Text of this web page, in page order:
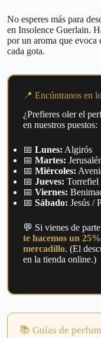
No esperes más para
en Insolence Guerlain.
por un aroma que
cada gota.
📍 Encúntranos en
¿Prefieres oler el
en nuestros puestos:
📅 Lunes: Algirós
📅 Martes:
📅 Miércoles:
📅 Jueves: Torrefiel
📅 Viernes:
📅 Sábado: Jesús /
💬 Si vienes de
te hacemos un
mercadillo. (El
en la tienda online.)
📚 Guías de